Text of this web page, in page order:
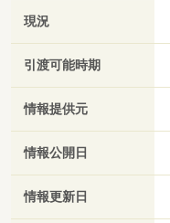
現況
引渡可能時期
情報提供元
情報公開日
情報更新日